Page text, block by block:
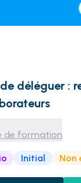
déléguer :
de formation
Initial Non